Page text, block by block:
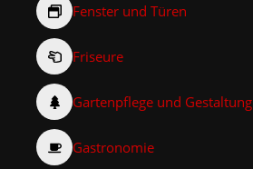
Fenster und Türen
Friseure
Gartenpflege und Gestaltung
Gastronomie